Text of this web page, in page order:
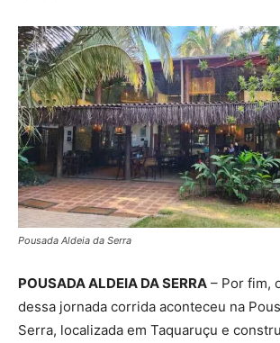
Pousada Aldeia da Serra
POUSADA ALDEIA DA SERRA – Por fim,
dessa jornada corrida aconteceu na
Serra, localizada em Taquaruçu e